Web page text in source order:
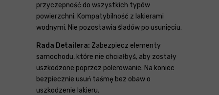
przyczepność do wszystkich typów
powierzchni. Kompatybilność z lakierami
wodnymi. Nie pozostawia śladów po usunięciu.
Rada Detailera: Zabezpiecz elementy
samochodu, które nie chciałbyś, aby zostały
uszkodzone poprzez polerowanie. Na koniec
bezpiecznie usuń taśmę bez obaw o
uszkodzenie lakieru.